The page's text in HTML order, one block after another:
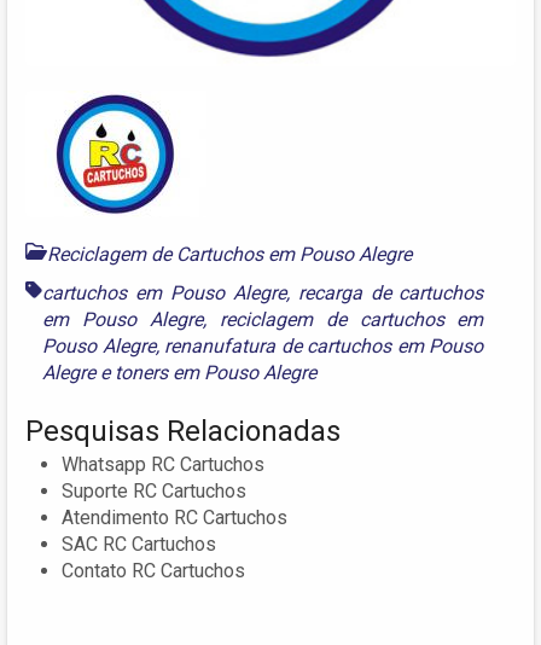
Reciclagem de Cartuchos em Pouso Alegre
cartuchos em Pouso Alegre, recarga de cartuchos
em Pouso Alegre, reciclagem de cartuchos em
Pouso Alegre, renanufatura de cartuchos em Pouso
Alegree toners em Pouso Alegre
Pesquisas Relacionadas
Whatsapp RC Cartuchos
Suporte RC Cartuchos
Atendimento RC Cartuchos
SAC RC Cartuchos
Contato RC Cartuchos